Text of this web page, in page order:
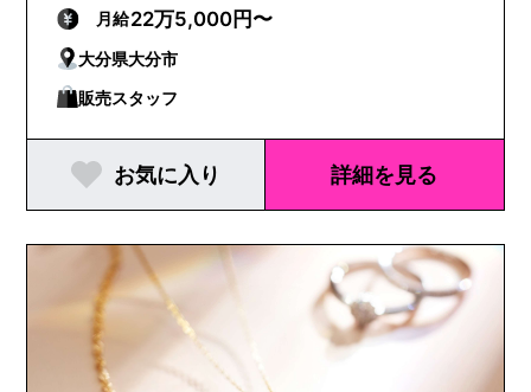
ッドアローズグリーンレーベルリラクシング
月給22万5,000円〜
大分県大分市
販売スタッフ
お気に入り 詳細を見る